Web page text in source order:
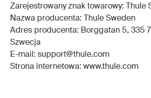
Zarejestrowany znak towarowy: Thule
Nazwa producenta: Thule Sweden
Adres producenta: Borggatan 5, 335
Szwecja
E-mail: support@thule.com
Strona internetowa: www.thule.com